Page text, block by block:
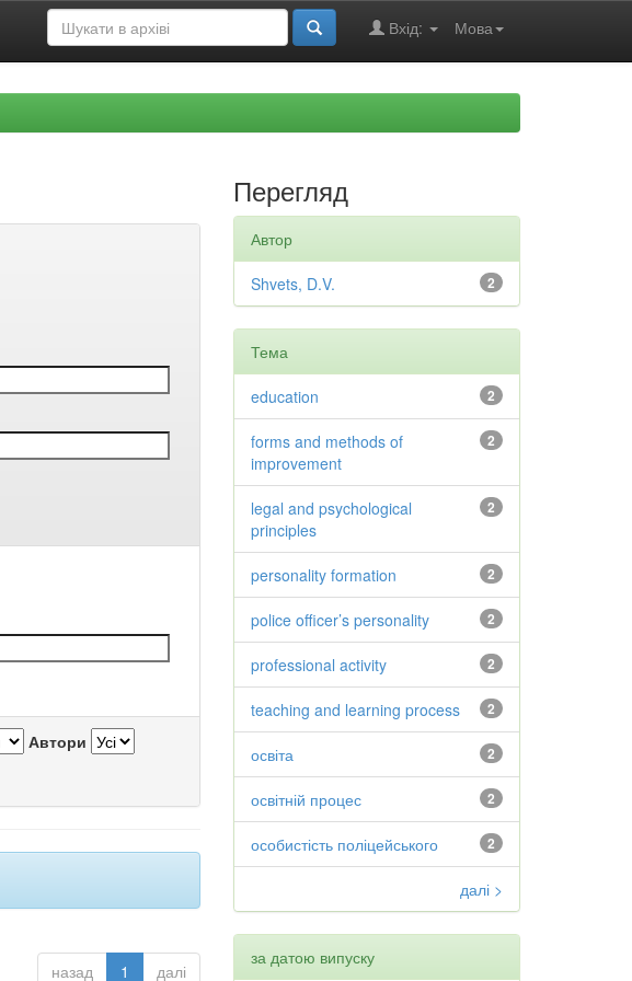
Мова
Вхід:
Автори
назад 1 далі
Перегляд
Автор
2
Shvets, D.V.
Тема
2
education
2
forms and methods of
improvement
2
legal and psychological
principles
2
personality formation
2
police officer’s personality
2
professional activity
2
teaching and learning process
2
освіта
2
освітній процес
2
особистість поліцейського
далі >
за датою випуску